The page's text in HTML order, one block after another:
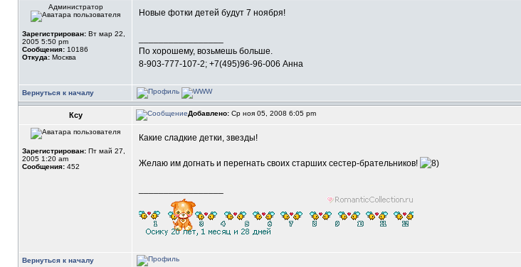
Администратор
Зарегистрирован: Вт мар 22,
2005 5:50 pm
Сообщения: 10186
Откуда: Москва
Новые фотки детей будут 7 ноября!
По хорошему, возьмешь больше.
8-903-777-107-2; +7(495)96-96-006 Анна
Вернуться к началу
Ксу Добавлено: Ср ноя 05, 2008 6:05 pm
Зарегистрирован: Пт май 27,
2005 1:20 am
Сообщения: 452
Какие сладкие детки, звезды!
Желаю им догнать и перегнать своих старших сестер-брательников!
Вернуться к началу